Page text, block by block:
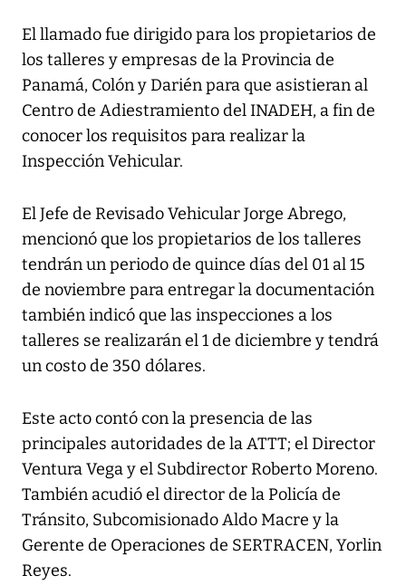
El llamado fue dirigido para los propietarios de
los talleres y empresas de la Provincia de
Panamá, Colón y Darién para que asistieran al
Centro de Adiestramiento del INADEH, a fin de
conocer los requisitos para realizar la
Inspección Vehicular.
El Jefe de Revisado Vehicular Jorge Abrego,
mencionó que los propietarios de los talleres
tendrán un periodo de quince días del 01 al 15
de noviembre para entregar la documentación
también indicó que las inspecciones a los
talleres se realizarán el 1 de diciembre y tendrá
un costo de 350 dólares.
Este acto contó con la presencia de las
principales autoridades de la ATTT; el Director
Ventura Vega y el Subdirector Roberto Moreno.
También acudió el director de la Policía de
Tránsito, Subcomisionado Aldo Macre y la
Gerente de Operaciones de SERTRACEN, Yorlin
Reyes.